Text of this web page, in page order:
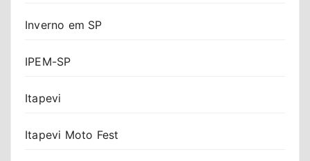
Inverno em SP
IPEM-SP
Itapevi
Itapevi Moto Fest